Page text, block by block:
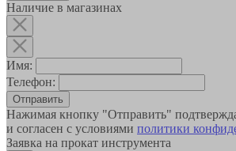
Наличие в магазинах
Имя:
Телефон:
Отправить
Нажимая кнопку "Отправить"
и согласен с условиями политики
Заявка на прокат инструмента